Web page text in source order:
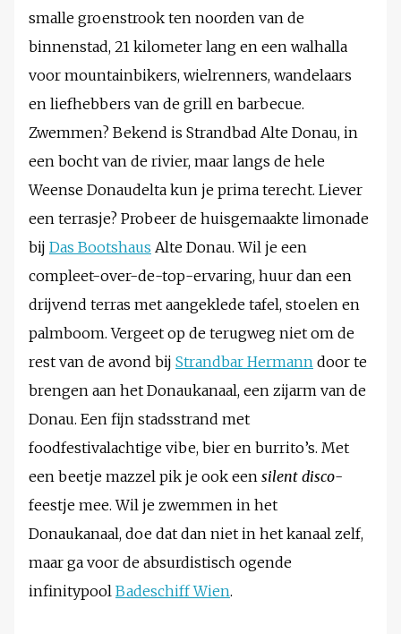
smalle groenstrook ten noorden van de
binnenstad, 21 kilometer lang en een walhalla
voor mountainbikers, wielrenners, wandelaars
en liefhebbers van de grill en barbecue.
Zwemmen? Bekend is Strandbad Alte Donau, in
een bocht van de rivier, maar langs de hele
Weense Donaudelta kun je prima terecht. Liever
een terrasje? Probeer de huisgemaakte limonade
bij Das Bootshaus Alte Donau. Wil je een
compleet-over-de-top-ervaring, huur dan een
drijvend terras met aangeklede tafel, stoelen en
palmboom. Vergeet op de terugweg niet om de
rest van de avond bij Strandbar Hermann door te
brengen aan het Donaukanaal, een zijarm van de
Donau. Een fijn stadsstrand met
foodfestivalachtige vibe, bier en burrito’s. Met
een beetje mazzel pik je ook een silent disco-
feestje mee. Wil je zwemmen in het
Donaukanaal, doe dat dan niet in het kanaal zelf,
maar ga voor de absurdistisch ogende
infinitypool Badeschiff Wien.